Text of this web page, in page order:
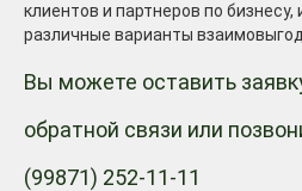
клиентов и партнеров по
различные варианты
Вы можете оставить
обратной связи или
(99871) 252-11-11